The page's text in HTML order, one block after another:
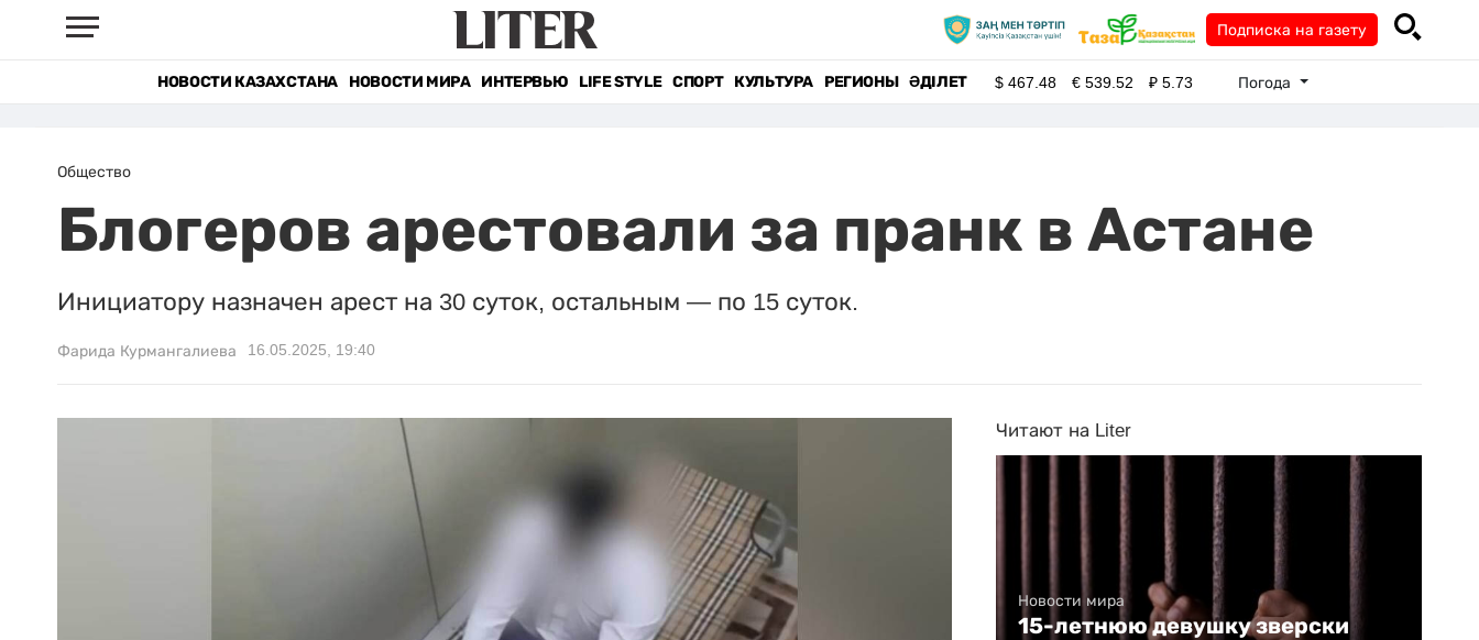
Подписка на газету
НОВОСТИ КАЗАХСТАНА НОВОСТИ МИРА ИНТЕРВЬЮ LIFE STYLE СПОРТ КУЛЬТУРА РЕГИОНЫ ӘДІЛЕТ $467.48 €539.52 ₽5.73 Погода
Общество
Блогеров арестовали за пранк в Астане
Инициатору назначен арест на 30 суток, остальным — по 15 суток.
Фарида Курмангалиева 16.05.2025, 19:40
Читают на Liter
Новости мира
15-летнюю девушку зверски